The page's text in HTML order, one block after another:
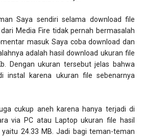
Saya sendiri selama download file
Media Fire tidak pernah bermasalah
masuk Saya coba download dan
adalah hasil download ukuran file
Dengan ukuran tersebut jelas bahwa
instal karena ukuran file sebenarnya
cukup aneh karena hanya terjadi di
via PC atau Laptop ukuran file hasil
24.33 MB. Jadi bagi teman-teman